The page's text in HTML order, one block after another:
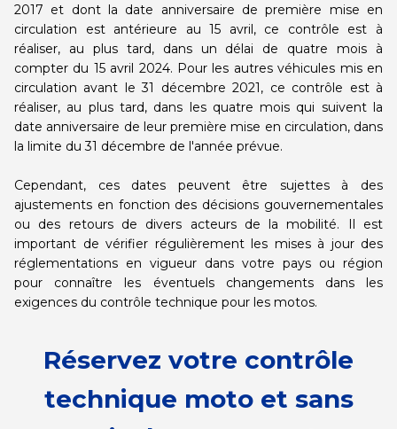
2017 et dont la date anniversaire de première mise en
circulation est antérieure au 15 avril, ce contrôle est à
réaliser, au plus tard, dans un délai de quatre mois à
compter du 15 avril 2024. Pour les autres véhicules mis en
circulation avant le 31 décembre 2021, ce contrôle est à
réaliser, au plus tard, dans les quatre mois qui suivent la
date anniversaire de leur première mise en circulation, dans
la limite du 31 décembre de l'année prévue.
Cependant, ces dates peuvent être sujettes à des
ajustements en fonction des décisions gouvernementales
ou des retours de divers acteurs de la mobilité. Il est
important de vérifier régulièrement les mises à jour des
réglementations en vigueur dans votre pays ou région
pour connaître les éventuels changements dans les
exigences du contrôle technique pour les motos.
Réservez votre contrôle
technique moto et sans